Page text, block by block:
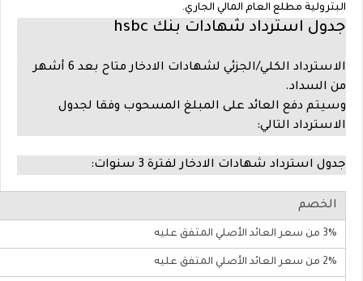
البترولية مطلع العام المالي الجاري.
جدول استرداد شهادات بنك hsbc
الاسترداد الكلي/الجزئي لشهادات الادخار متاح بعد 6 أشهر
من السداد.
وسيتم دفع العائد على المبلغ المسحوب وفقا لجدول
الاسترداد التالي:
جدول استرداد شهادات الادخار لفترة 3 سنوات:
الخصم
3% من سعر العائد الأصلي المتفق عليه
2% من سعر العائد الأصلي المتفق عليه